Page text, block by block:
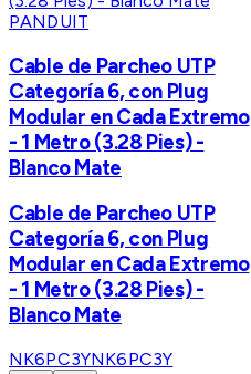
PANDUIT
Cable de Parcheo UTP
Categoría 6, con Plug
Modular en Cada Extremo
- 1 Metro (3.28 Pies) -
Blanco Mate
Cable de Parcheo UTP
Categoría 6, con Plug
Modular en Cada Extremo
- 1 Metro (3.28 Pies) -
Blanco Mate
NK6PC3YNK6PC3Y